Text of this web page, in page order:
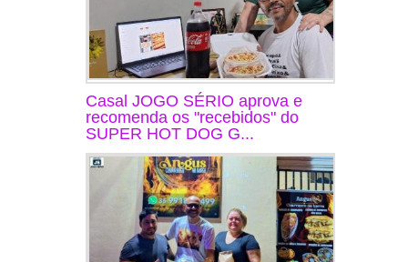
Casal JOGO SÉRIO aprova e
recomenda os "recebidos" do
SUPER HOT DOG G...